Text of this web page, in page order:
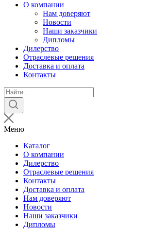
О компании
Нам доверяют
Новости
Наши заказчики
Дипломы
Дилерство
Отраслевые решения
Доставка и оплата
Контакты
Поиск
товаров
Меню
Каталог
О компании
Дилерство
Отраслевые решения
Контакты
Доставка и оплата
Нам доверяют
Новости
Наши заказчики
Дипломы